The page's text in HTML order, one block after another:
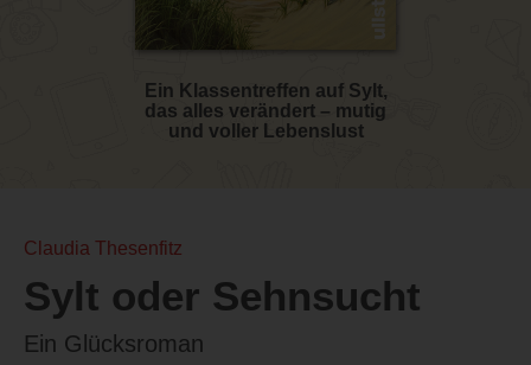
Ein Klassentreffen auf Sylt,
das alles verändert – mutig
und voller Lebenslust
Claudia Thesenfitz
Sylt oder Sehnsucht
Ein Glücksroman